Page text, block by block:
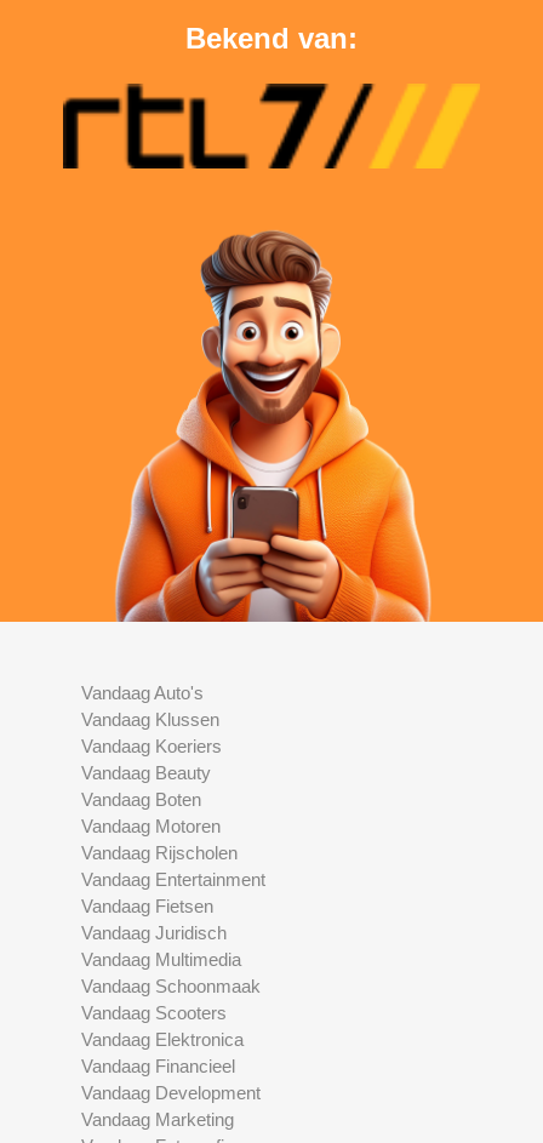
Bekend van:
Vandaag Auto's
Vandaag Klussen
Vandaag Koeriers
Vandaag Beauty
Vandaag Boten
Vandaag Motoren
Vandaag Rijscholen
Vandaag Entertainment
Vandaag Fietsen
Vandaag Juridisch
Vandaag Multimedia
Vandaag Schoonmaak
Vandaag Scooters
Vandaag Elektronica
Vandaag Financieel
Vandaag Development
Vandaag Marketing